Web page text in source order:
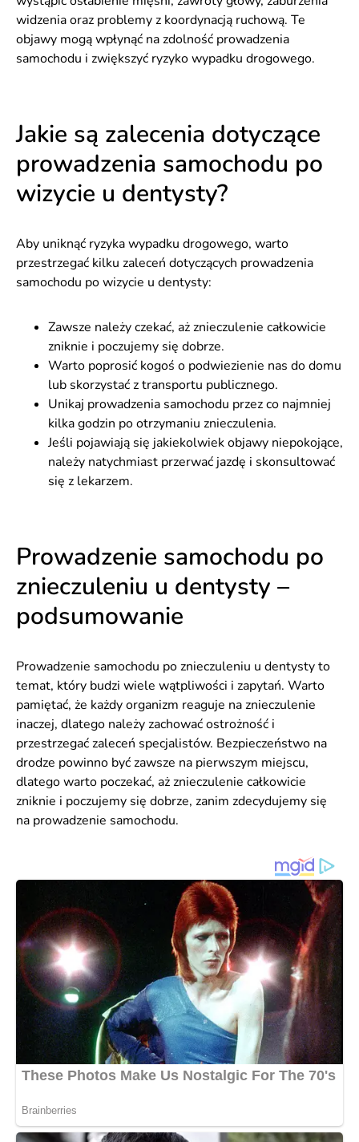
widzenia oraz problemy z koordynacją ruchową. Te
objawy mogą wpłynąć na zdolność prowadzenia
samochodu i zwiększyć ryzyko wypadku drogowego.
Jakie są zalecenia dotyczące
prowadzenia samochodu po
wizycie u dentysty?
Aby uniknąć ryzyka wypadku drogowego, warto
przestrzegać kilku zaleceń dotyczących prowadzenia
samochodu po wizycie u dentysty:
Zawsze należy czekać, aż znieczulenie całkowicie
zniknie i poczujemy się dobrze.
Warto poprosić kogoś o podwiezienie nas do domu
lub skorzystać z transportu publicznego.
Unikaj prowadzenia samochodu przez co najmniej
kilka godzin po otrzymaniu znieczulenia.
Jeśli pojawiają się jakiekolwiek objawy niepokojące,
należy natychmiast przerwać jazdę i skonsultować
się z lekarzem.
Prowadzenie samochodu po
znieczuleniu u dentysty –
podsumowanie
Prowadzenie samochodu po znieczuleniu u dentysty to
temat, który budzi wiele wątpliwości i zapytań. Warto
pamiętać, że każdy organizm reaguje na znieczulenie
inaczej, dlatego należy zachować ostrożność i
przestrzegać zaleceń specjalistów. Bezpieczeństwo na
drodze powinno być zawsze na pierwszym miejscu,
dlatego warto poczekać, aż znieczulenie całkowicie
zniknie i poczujemy się dobrze, zanim zdecydujemy się
na prowadzenie samochodu.